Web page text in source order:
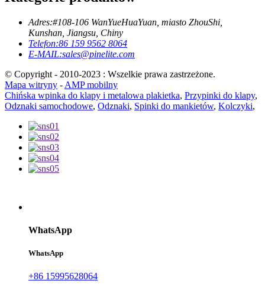
Adres:#108-106 WanYueHuaYuan, miasto ZhouShi,
Kunshan, Jiangsu, Chiny
Telefon:86 159 9562 8064
E-MAIL:sales@pinelite.com
© Copyright - 2010-2023 : Wszelkie prawa zastrzeżone.
Mapa witryny - AMP mobilny
Chińska wpinka do klapy i metalowa plakietka, Przypinki do klapy,
Odznaki samochodowe, Odznaki, Spinki do mankietów, Kolczyki,
WhatsApp
WhatsApp
+86 15995628064